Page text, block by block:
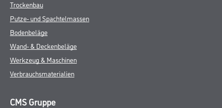
Trockenbau
Putze- und Spachtelmassen
Bodenbeläge
Wand- & Deckenbeläge
Werkzeug & Maschinen
Verbrauchsmaterialien
CMS Gruppe